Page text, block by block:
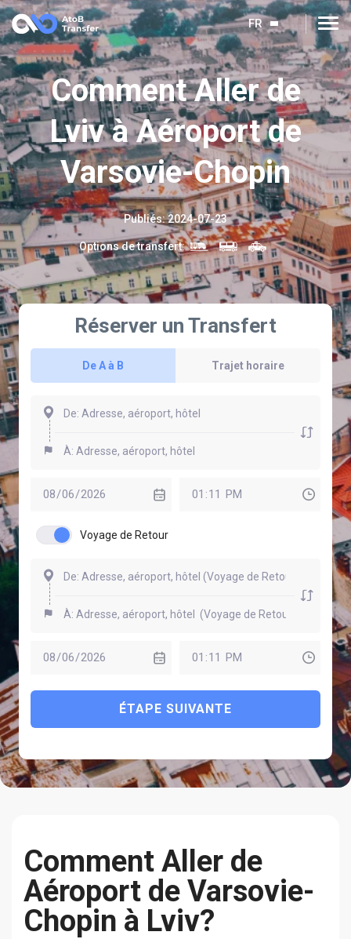
FR
Сomment Aller de
Lviv à Aéroport de
Varsovie-Chopin
Publiés:2024-07-23
Options de transfert:
Réserver un Transfert
De A à B Trajet horaire
Voyage de Retour
ÉTAPE SUIVANTE
Сomment Aller de
Aéroport de Varsovie-
Chopin à Lviv?